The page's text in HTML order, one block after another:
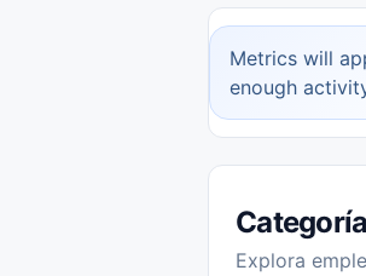
Metrics will
enough
Explora